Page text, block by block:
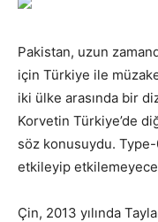
Pakistan, uzun
için Türkiye ile
iki ülke arasında bir
Korvetin Türkiye’de
söz konusuydu.
etkileyip
Çin, 2013 yılında